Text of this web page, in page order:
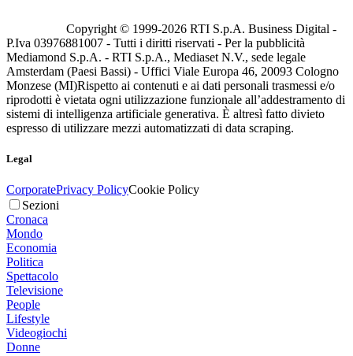
Copyright © 1999-2026 RTI S.p.A. Business Digital -
P.Iva 03976881007 - Tutti i diritti riservati - Per la pubblicità
Mediamond S.p.A. - RTI S.p.A., Mediaset N.V., sede legale
Amsterdam (Paesi Bassi) - Uffici Viale Europa 46, 20093 Cologno
Monzese (MI)Rispetto ai contenuti e ai dati personali trasmessi e/o
riprodotti è vietata ogni utilizzazione funzionale all’addestramento di
sistemi di intelligenza artificiale generativa. È altresì fatto divieto
espresso di utilizzare mezzi automatizzati di data scraping.
Legal
CorporatePrivacy PolicyCookie Policy
Sezioni
Cronaca
Mondo
Economia
Politica
Spettacolo
Televisione
People
Lifestyle
Videogiochi
Donne